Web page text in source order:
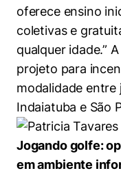
oferece ensino
coletivas e
qualquer idade.”
projeto para
modalidade entre
Indaiatuba e São
Jogando golfe:
em ambiente